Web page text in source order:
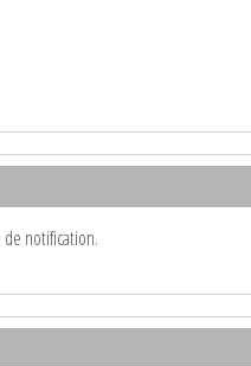
de notification.